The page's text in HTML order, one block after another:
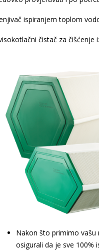
ispiranjem toplom
čistač za
Nakon što primimo
osigurali da je sve 100%